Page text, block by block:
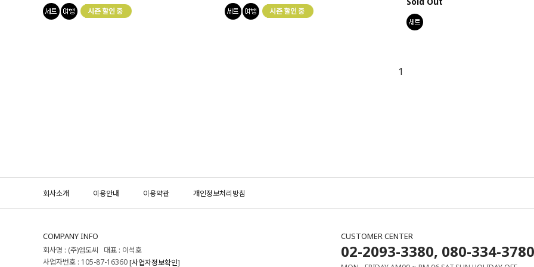
1
회사소개 이용안내 이용약관 개인정보처리방침
COMPANY INFO
회사명 : (주)엠도씨 대표 : 이석호
사업자번호 : 105-87-16360[사업자정보확인]
CUSTOMER CENTER
02-2093-3380, 080-334-3780